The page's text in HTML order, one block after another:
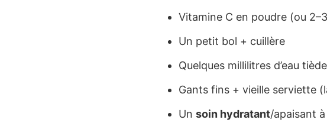
Vitamine C en poudre (ou
Un petit bol + cuillère
Quelques millilitres d’eau tiède
Gants fins + vieille serviette
Un soin hydratant/apaisant